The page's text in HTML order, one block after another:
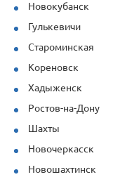
Новокубанск
Гулькевичи
Староминская
Кореновск
Хадыженск
Ростов-на-Дону
Шахты
Новочеркасск
Новошахтинск